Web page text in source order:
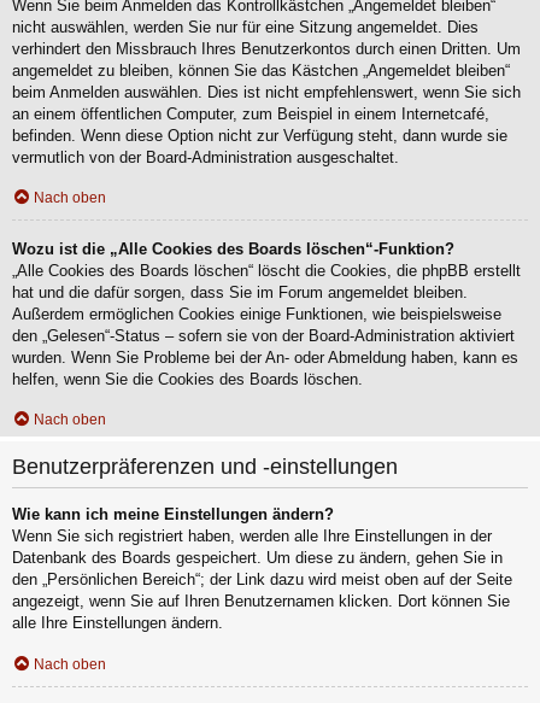
Wenn Sie beim Anmelden das Kontrollkästchen „Angemeldet bleiben“
nicht auswählen, werden Sie nur für eine Sitzung angemeldet. Dies
verhindert den Missbrauch Ihres Benutzerkontos durch einen Dritten. Um
angemeldet zu bleiben, können Sie das Kästchen „Angemeldet bleiben“
beim Anmelden auswählen. Dies ist nicht empfehlenswert, wenn Sie sich
an einem öffentlichen Computer, zum Beispiel in einem Internetcafé,
befinden. Wenn diese Option nicht zur Verfügung steht, dann wurde sie
vermutlich von der Board-Administration ausgeschaltet.
Nach oben
Wozu ist die „Alle Cookies des Boards löschen“-Funktion?
„Alle Cookies des Boards löschen“ löscht die Cookies, die phpBB erstellt
hat und die dafür sorgen, dass Sie im Forum angemeldet bleiben.
Außerdem ermöglichen Cookies einige Funktionen, wie beispielsweise
den „Gelesen“-Status – sofern sie von der Board-Administration aktiviert
wurden. Wenn Sie Probleme bei der An- oder Abmeldung haben, kann es
helfen, wenn Sie die Cookies des Boards löschen.
Nach oben
Benutzerpräferenzen und -einstellungen
Wie kann ich meine Einstellungen ändern?
Wenn Sie sich registriert haben, werden alle Ihre Einstellungen in der
Datenbank des Boards gespeichert. Um diese zu ändern, gehen Sie in
den „Persönlichen Bereich“; der Link dazu wird meist oben auf der Seite
angezeigt, wenn Sie auf Ihren Benutzernamen klicken. Dort können Sie
alle Ihre Einstellungen ändern.
Nach oben